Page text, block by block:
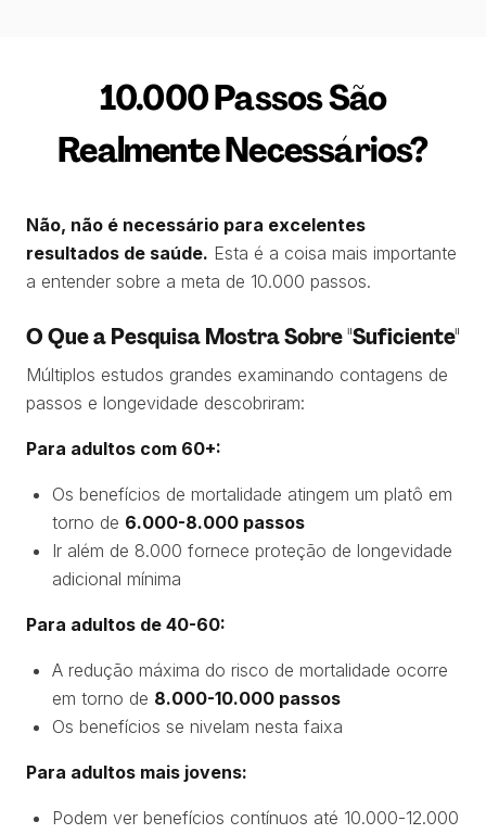
10.000 Passos São
Realmente Necessários?
Não, não é necessário para excelentes
resultados de saúde. Esta é a coisa mais importante
a entender sobre a meta de 10.000 passos.
O Que a Pesquisa Mostra Sobre "Suficiente"
Múltiplos estudos grandes examinando contagens de
passos e longevidade descobriram:
Para adultos com 60+:
Os benefícios de mortalidade atingem um platô em
torno de 6.000-8.000 passos
Ir além de 8.000 fornece proteção de longevidade
adicional mínima
Para adultos de 40-60:
A redução máxima do risco de mortalidade ocorre
em torno de 8.000-10.000 passos
Os benefícios se nivelam nesta faixa
Para adultos mais jovens:
Podem ver benefícios contínuos até 10.000-12.000